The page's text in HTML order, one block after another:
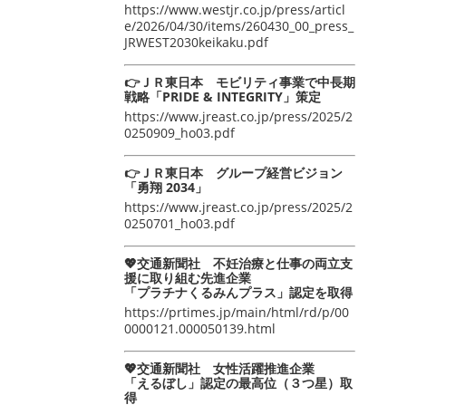
https://www.westjr.co.jp/press/articl
e/2026/04/30/items/260430_00_press_
JRWEST2030keikaku.pdf
👉ＪＲ東日本 モビリティ事業で中長期
戦略「PRIDE & INTEGRITY」策定
https://www.jreast.co.jp/press/2025/2
0250909_ho03.pdf
👉ＪＲ東日本 グループ経営ビジョン
「勇翔 2034」
https://www.jreast.co.jp/press/2025/2
0250701_ho03.pdf
💖交通新聞社 不妊治療と仕事の両立支
援に取り組む先進企業
「プラチナくるみんプラス」認定を取得
https://prtimes.jp/main/html/rd/p/00
0000121.000050139.html
💖交通新聞社 女性活躍推進企業
「えるぼし」認定の最高位（３つ星）取
得